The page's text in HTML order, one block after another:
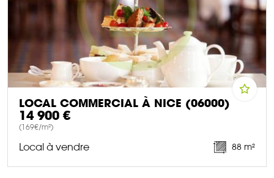
LOCAL COMMERCIAL À NICE (06000)
14 900 €
(169€/m²)
Local à vendre 88 m²